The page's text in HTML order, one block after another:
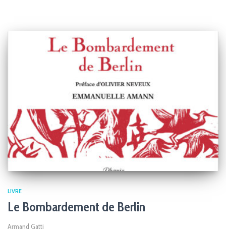
LIVRE
Le Bombardement de Berlin
Armand Gatti